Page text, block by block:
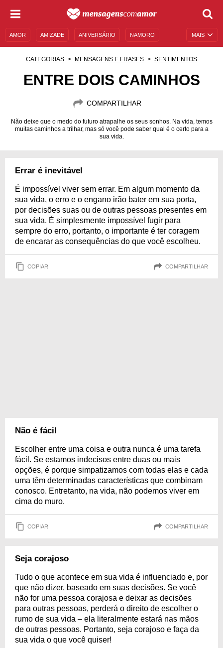
MAIS
AMOR AMIZADE ANIVERSÁRIO NAMORO
CATEGORIAS MENSAGENS E FRASES SENTIMENTOS
ENTRE DOIS CAMINHOS
COMPARTILHAR
Não deixe que o medo do futuro atrapalhe os seus sonhos. Na vida, temos
muitas caminhos a trilhar, mas só você pode saber qual é o certo para a
sua vida.
Errar é inevitável
É impossível viver sem errar. Em algum momento da
sua vida, o erro e o engano irão bater em sua porta,
por decisões suas ou de outras pessoas presentes em
sua vida. É simplesmente impossível fugir para
sempre do erro, portanto, o importante é ter coragem
de encarar as consequências do que você escolheu.
COPIAR COMPARTILHAR
Não é fácil
Escolher entre uma coisa e outra nunca é uma tarefa
fácil. Se estamos indecisos entre duas ou mais
opções, é porque simpatizamos com todas elas e cada
uma têm determinadas características que combinam
conosco. Entretanto, na vida, não podemos viver em
cima do muro.
COPIAR COMPARTILHAR
Seja corajoso
Tudo o que acontece em sua vida é influenciado e, por
que não dizer, baseado em suas decisões. Se você
não for uma pessoa corajosa e deixar as decisões
para outras pessoas, perderá o direito de escolher o
rumo de sua vida – ela literalmente estará nas mãos
de outras pessoas. Portanto, seja corajoso e faça da
sua vida o que você quiser!